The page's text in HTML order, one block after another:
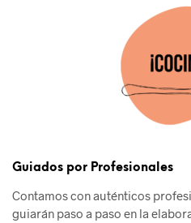
Guiados por Profesionales
Contamos con auténticos
guiarán paso a paso en la